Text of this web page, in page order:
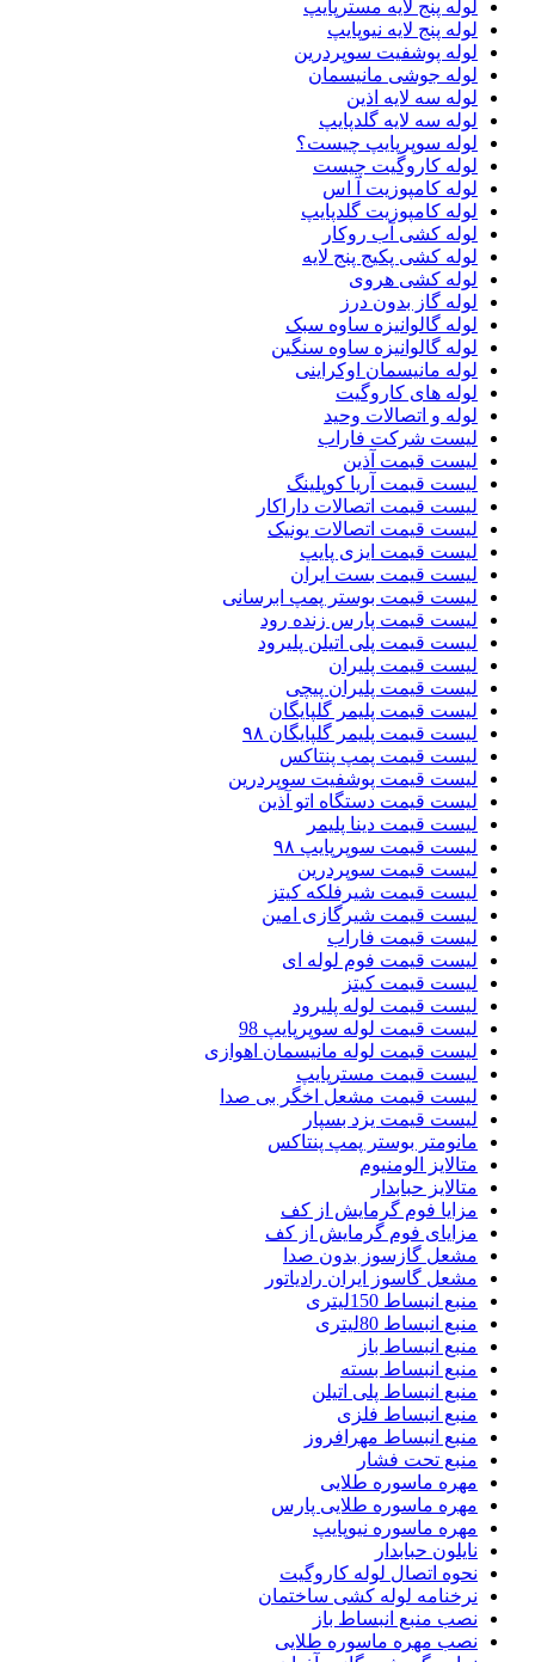
لوله پنج لایه مسترپایپ
لوله پنج لایه نیوپایپ
لوله پوشفیت سوپردرین
لوله جوشی مانیسمان
لوله سه لایه اذین
لوله سه لایه گلدپایپ
لوله سوپرپایپ چیست؟
لوله کاروگیت چیست
لوله کامپوزیت آ اس
لوله کامپوزیت گلدپایپ
لوله کشی آب روکار
لوله کشی پکیج پنج لایه
لوله کشی هروی
لوله گاز بدون درز
لوله گالوانیزه ساوه سبک
لوله گالوانیزه ساوه سنگین
لوله مانیسمان اوکراینی
لوله های کاروگیت
لوله و اتصالات وحید
لیست شرکت فاراب
لیست قیمت آذین
لیست قیمت آریا کوپلینگ
لیست قیمت اتصالات داراکار
لیست قیمت اتصالات یونیک
لیست قیمت ایزی پایپ
لیست قیمت بست ایران
لیست قیمت بوستر پمپ ابرسانی
لیست قیمت پارس زنده رود
لیست قیمت پلی اتیلن پلیرود
لیست قیمت پلیران
لیست قیمت پلیران پیچی
لیست قیمت پلیمر گلپایگان
لیست قیمت پلیمر گلپایگان ۹۸
لیست قیمت پمپ پنتاکس
لیست قیمت پوشفیت سوپردرین
لیست قیمت دستگاه اتو آذین
لیست قیمت دینا پلیمر
لیست قیمت سوپرپایپ ۹۸
لیست قیمت سوپردرین
لیست قیمت شیرفلکه کیتز
لیست قیمت شیرگازی امین
لیست قیمت فاراب
لیست قیمت فوم لوله ای
لیست قیمت کیتز
لیست قیمت لوله پلیرود
لیست قیمت لوله سوپرپایپ 98
لیست قیمت لوله مانیسمان اهوازی
لیست قیمت مسترپایپ
لیست قیمت مشعل اخگر بی صدا
لیست قیمت یزد بسپار
مانومتر بوستر پمپ پنتاکس
متالایز الومنیوم
متالایز حبابدار
مزایا فوم گرمایش از کف
مزایای فوم گرمایش از کف
مشعل گازسوز بدون صدا
مشعل گاسوز ایران رادیاتور
منبع انبساط 150لیتری
منبع انبساط 80لیتری
منبع انبساط باز
منبع انبساط بسته
منبع انبساط پلی اتیلن
منبع انبساط فلزی
منبع انبساط مهرافروز
منبع تحت فشار
مهره ماسوره طلایی
مهره ماسوره طلایی پارس
مهره ماسوره نیوپایپ
نایلون حبابدار
نحوه اتصال لوله کاروگیت
نرخنامه لوله کشی ساختمان
نصب منبع انبساط باز
نصب مهره ماسوره طلایی